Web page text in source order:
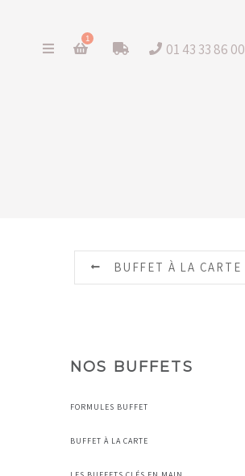
1
01 43 33 86 00
BUFFET À LA CARTE
NOS BUFFETS
FORMULES BUFFET
BUFFET À LA CARTE